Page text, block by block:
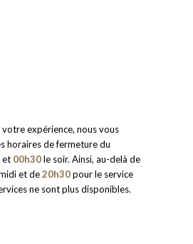
expérience, nous vous
horaires de fermeture du
et 00h30le soir. Ainsi, au-delà de
et de20h30pour le service
ne sont plus disponibles.